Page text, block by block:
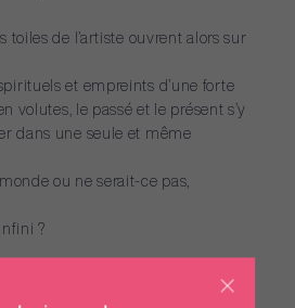
toiles de l’artiste ouvrent alors sur
et empreints d’une forte
volutes, le passé et le présent s’y
dans une seule et même
monde ou ne serait-ce pas,
?